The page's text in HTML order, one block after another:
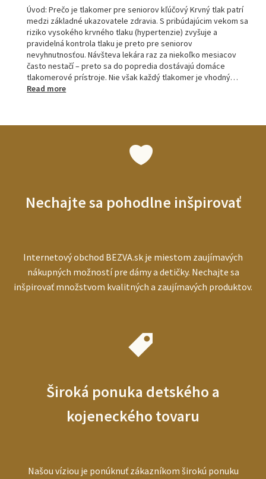
Úvod: Prečo je tlakomer pre seniorov kľúčový Krvný tlak patrí
medzi základné ukazovatele zdravia. S pribúdajúcim vekom sa
riziko vysokého krvného tlaku (hypertenzie) zvyšuje a
pravidelná kontrola tlaku je preto pre seniorov
nevyhnutnosťou. Návšteva lekára raz za niekoľko mesiacov
často nestačí – preto sa do popredia dostávajú domáce
tlakomerové prístroje. Nie však každý tlakomer je vhodný…
Read more:
ľudí
Nechajte sa pohodlne inšpirovať
Internetový obchod BEZVA.sk je miestom zaujímavých
nákupných možností pre dámy a detičky. Nechajte sa
inšpirovať množstvom kvalitných a zaujímavých produktov.
Široká ponuka detského a
kojeneckého tovaru
Našou víziou je ponúknuť zákazníkom širokú ponuku